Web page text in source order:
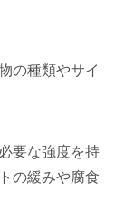
の種類やサイ
要な強度を持
の緩みや腐食